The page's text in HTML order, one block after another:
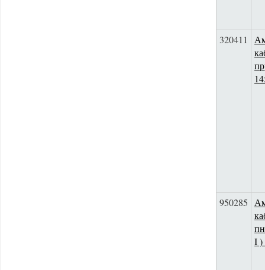
320411
950285
I )